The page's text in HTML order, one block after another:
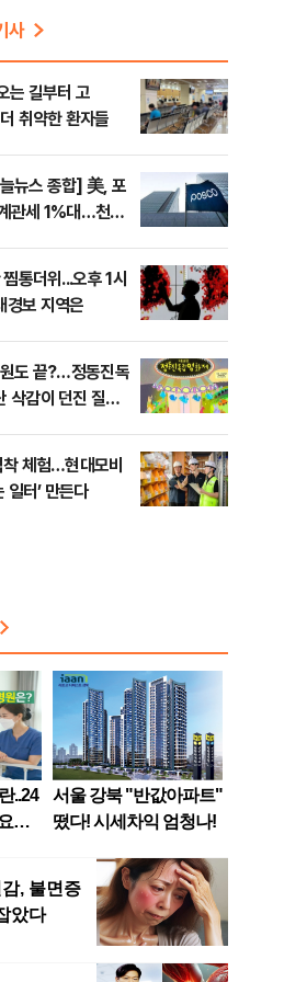
사
는 길부터 고
취약한 환자들
뉴스 종합] 美, 포
관세 1%대…천하
통더위...오후 1시
경보 지역은
도 끝?…정동진독
삭감이 던진 질문
착 체험…현대모비
일터’ 만든다